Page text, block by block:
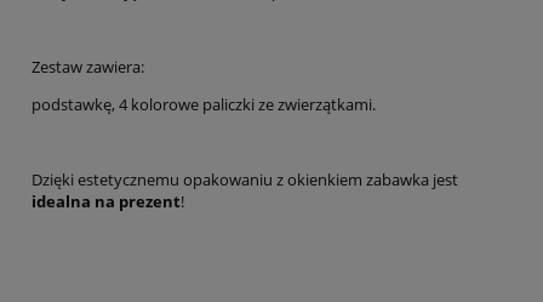
Zestaw zawiera:
podstawkę, 4 kolorowe paliczki ze zwierzątkami.
Dzięki estetycznemu opakowaniu z okienkiem zabawka jest
idealna na prezent!